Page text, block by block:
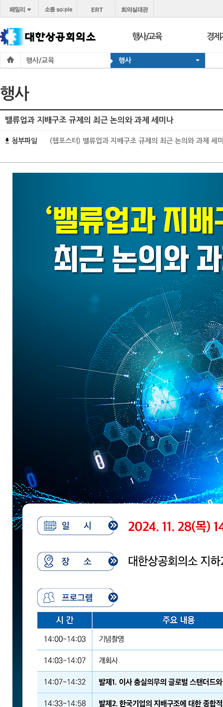
행사/교육
코참경영상담
경제
온라
지역
행사/교육 행사
행사
밸류업과 지배구조 규제의 최근 논의와 과제 세미나
첨부파일 (웹포스터) 밸류업과 지배구조 규제의 최근 논의와 과제 세